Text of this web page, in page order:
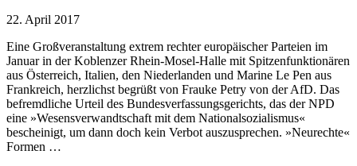
22. April 2017
Eine Großveranstaltung extrem rechter europäischer Parteien im
Januar in der Koblenzer Rhein-Mosel-Halle mit Spitzenfunktionären
aus Österreich, Italien, den Niederlanden und Marine Le Pen aus
Frankreich, herzlichst begrüßt von Frauke Petry von der AfD. Das
befremdliche Urteil des Bundesverfassungsgerichts, das der NPD
eine »Wesensverwandtschaft mit dem Nationalsozialismus«
bescheinigt, um dann doch kein Verbot auszusprechen. »Neurechte«
Formen …